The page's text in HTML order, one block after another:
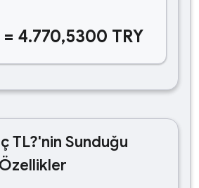
4.770,5300 TRY
TL?'nin Sunduğu